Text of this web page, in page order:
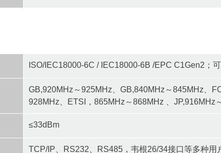
ISO/IEC18000-6C / IEC18000-6B /EPC C1Gen2；
GB,920MHz～925MHz、GB,840MHz～845MHz、
928MHz、ETSI，865MHz～868MHz 、JP,916MHz
≤33dBm
TCP/IP、RS232、RS485，韦根26/34接口等多种用